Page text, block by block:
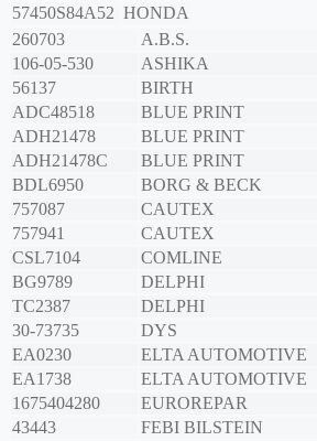
57450S84A52 HONDA
260703
A.B.S.
106-05-530
ASHIKA
56137
BIRTH
ADC48518
BLUE PRINT
ADH21478
BLUE PRINT
ADH21478C
BLUE PRINT
BDL6950
BORG & BECK
757087
CAUTEX
757941
CAUTEX
CSL7104
COMLINE
BG9789
DELPHI
TC2387
DELPHI
30-73735
DYS
EA0230
ELTA AUTOMOTIVE
EA1738
ELTA AUTOMOTIVE
1675404280
EUROREPAR
43443
FEBI BILSTEIN